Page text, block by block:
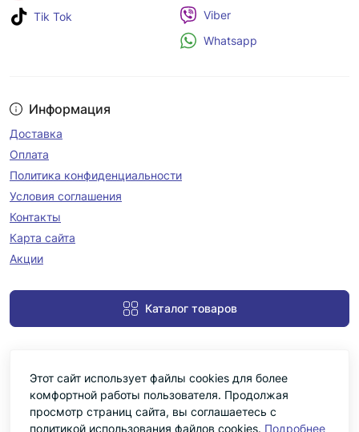
Информация
Доставка
Оплата
Политика конфиденциальности
Условия соглашения
Контакты
Карта сайта
Акции
Каталог товаров
Tik Tok
Viber
Whatsapp
Этот сайт использует файлы cookies для более
комфортной работы пользователя. Продолжая
просмотр страниц сайта, вы соглашаетесь с
политикой использования файлов cookies. Подробнее